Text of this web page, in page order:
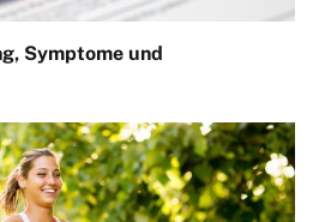
Symptome und